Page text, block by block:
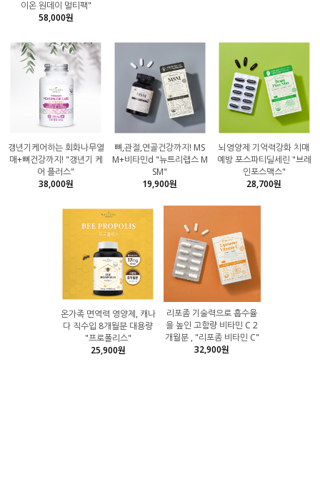
이온 원데이 멀티팩"
58,000원
갱년기케어하는 회화나무열
매+뼈건강까지! "갱년기 케
어 플러스"
38,000원
뼈,관절,연골건강까지! MS
M+비타민d "뉴트리랩스 M
SM"
19,900원
뇌영양제 기억력강화 치매
예방 포스파티딜세린 "브레
인포스맥스"
28,700원
온가족 면역력 영양제, 캐나
다 직수입 8개월분 대용량
"프로폴리스"
25,900원
리포좀 기술력으로 흡수율
을 높인 고함량 비타민 C 2
개월분 , "리포좀 비타민 C"
32,900원